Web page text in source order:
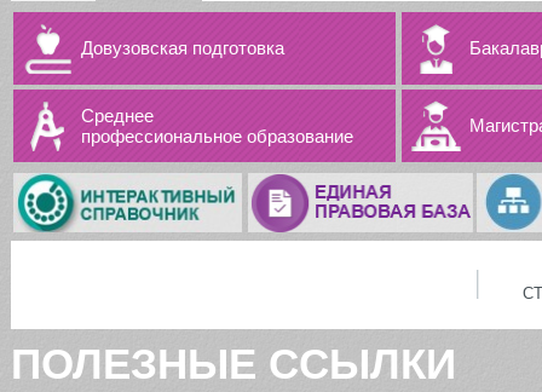
Довузовская подготовка
Среднее
профессиональное образование
ПОЛЕЗНЫЕ ССЫЛКИ